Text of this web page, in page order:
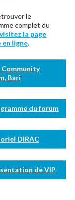
le
complet du
visitez la page
en ligne.
Community
Bari
du forum
DIRAC
de VIP